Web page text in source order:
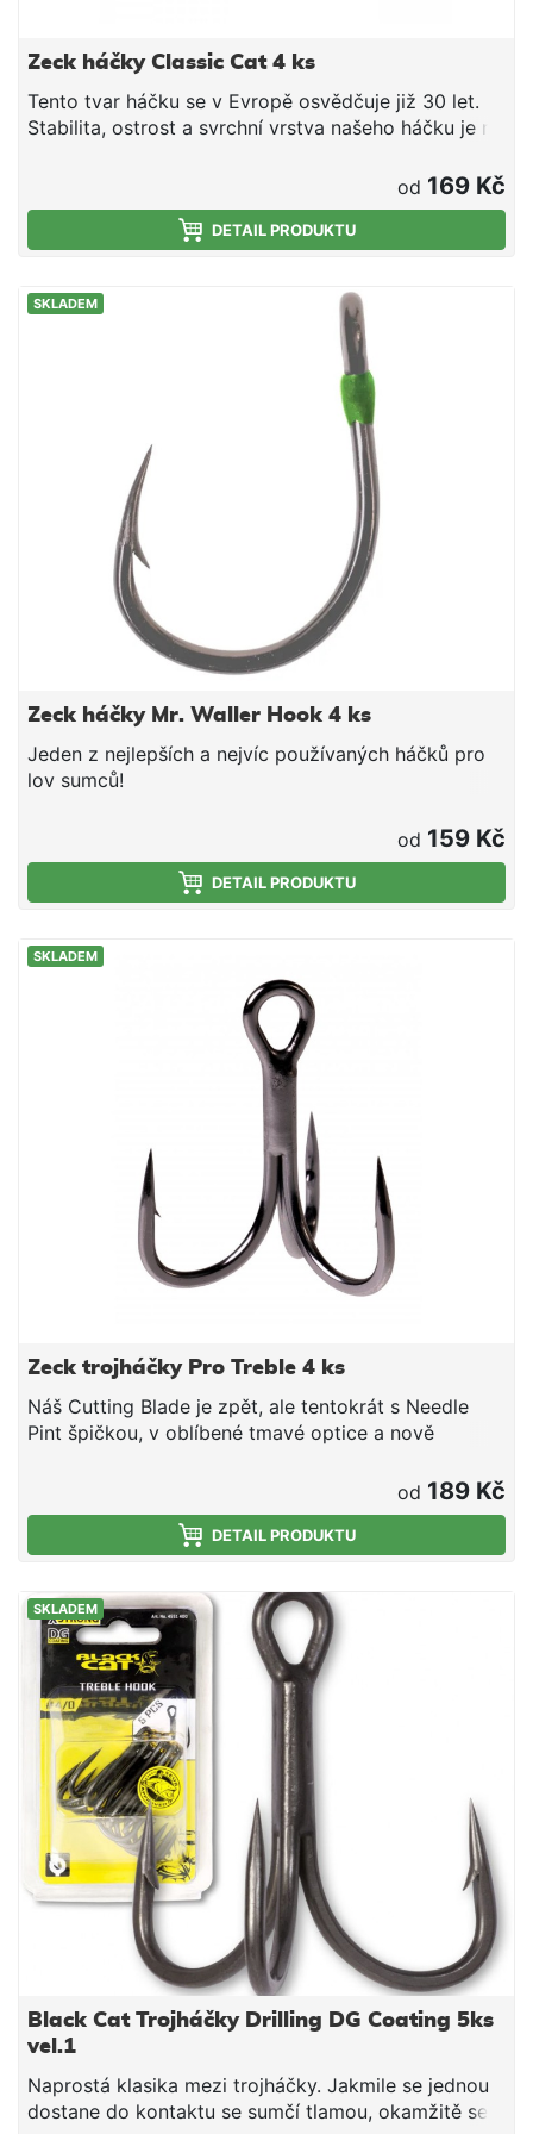
Zeck háčky Classic Cat 4 ks
Tento tvar háčku se v Evropě osvědčuje již 30 let.
Stabilita, ostrost a svrchní vrstva našeho háčku je na
háčky s dlouhým ramínkem, je Classic Cat Hook tou
správnou volbou.
od 169 Kč
DETAIL PRODUKTU
SKLADEM
Zeck háčky Mr. Waller Hook 4 ks
Jeden z nejlepších a nejvíc používaných háčků pro
lov sumců!
od 159 Kč
DETAIL PRODUKTU
SKLADEM
Zeck trojháčky Pro Treble 4 ks
Náš Cutting Blade je zpět, ale tentokrát s Needle
Pint špičkou, v oblíbené tmavé optice a nově
od 189 Kč
DETAIL PRODUKTU
SKLADEM
Black Cat Trojháčky Drilling DG Coating 5ks
vel.1
Naprostá klasika mezi trojháčky. Jakmile se jednou
dostane do kontaktu se sumčí tlamou, okamžitě se